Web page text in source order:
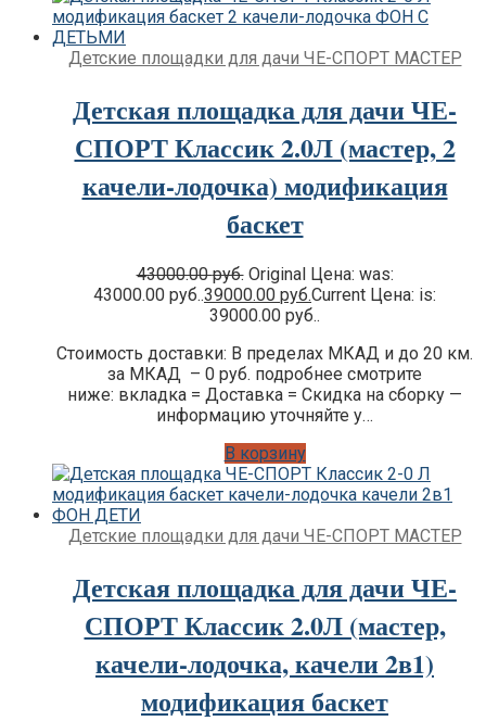
Детские площадки для дачи ЧЕ-СПОРТ МАСТЕР
Детская площадка для дачи ЧЕ-
СПОРТ Классик 2.0Л (мастер, 2
качели-лодочка) модификация
баскет
43000.00руб. Original Цена: was:
43000.00 руб..39000.00 руб.Current Цена: is:
39000.00 руб..
Стоимость доставки: В пределах МКАД и до 20 км.
за МКАД – 0 руб. подробнее смотрите
ниже: вкладка = Доставка = Скидка на сборку —
информацию уточняйте у…
В корзину
Детские площадки для дачи ЧЕ-СПОРТ МАСТЕР
Детская площадка для дачи ЧЕ-
СПОРТ Классик 2.0Л (мастер,
качели-лодочка, качели 2в1)
модификация баскет